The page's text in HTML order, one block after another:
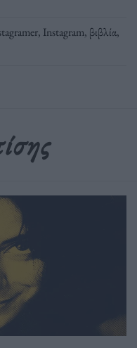
, Instagram, βιβλία,